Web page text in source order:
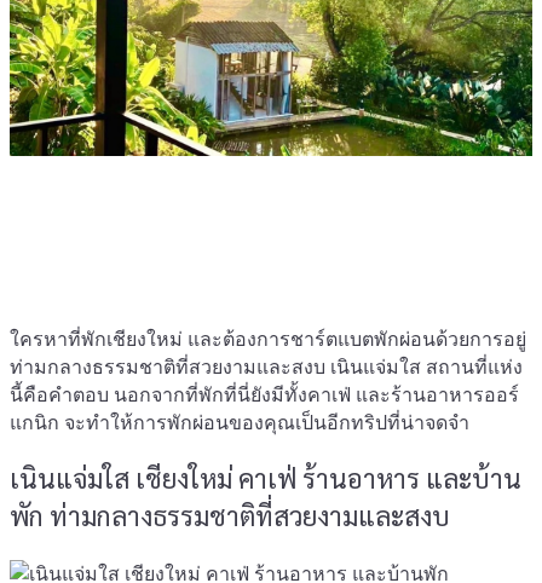
ใครหาที่พักเชียงใหม่ และต้องการชาร์ตแบตพักผ่อนด้วยการอยู่
ท่ามกลางธรรมชาติที่สวยงามและสงบ เนินแจ่มใส สถานที่แห่ง
นี้คือคำตอบ นอกจากที่พักที่นี่ยังมีทั้งคาเฟ่ และร้านอาหารออร์
แกนิก จะทำให้การพักผ่อนของคุณเป็นอีกทริปที่น่าจดจำ
เนินแจ่มใส เชียงใหม่ คาเฟ่ ร้านอาหาร และบ้าน
พัก ท่ามกลางธรรมชาติที่สวยงามและสงบ